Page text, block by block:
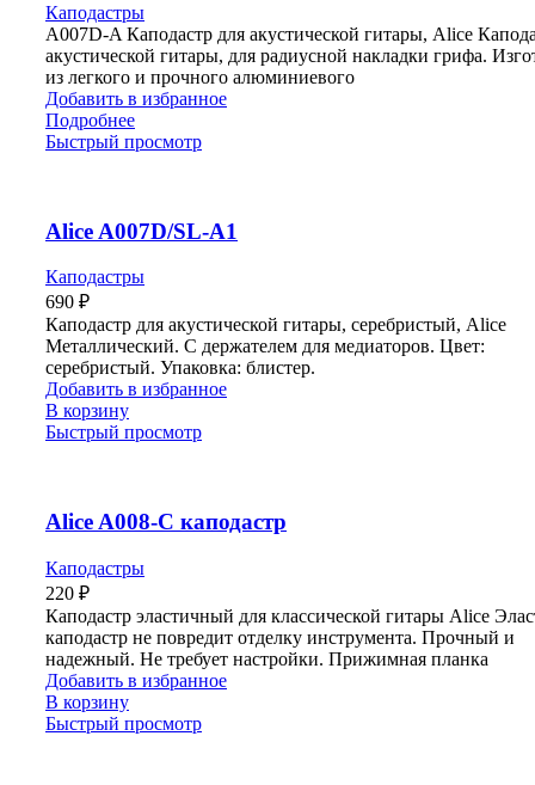
Каподастры
A007D-A Каподастр для акустической гитары, Alice
акустической гитары, для радиусной накладки грифа.
из легкого и прочного алюминиевого
Добавить в избранное
Подробнее
Быстрый просмотр
Alice A007D/SL-A1
Каподастры
690 ₽
Каподастр для акустической гитары, серебристый, Alice
Металлический. С держателем для медиаторов. Цвет:
серебристый. Упаковка: блистер.
Добавить в избранное
В корзину
Быстрый просмотр
Alice A008-C каподастр
Каподастры
220 ₽
Каподастр эластичный для классической гитары Alice
каподастр не повредит отделку инструмента. Прочный и
надежный. Не требует настройки. Прижимная планка
Добавить в избранное
В корзину
Быстрый просмотр